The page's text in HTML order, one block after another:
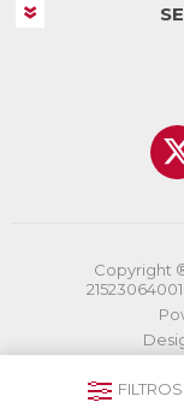
Copyright ®
FILTROS